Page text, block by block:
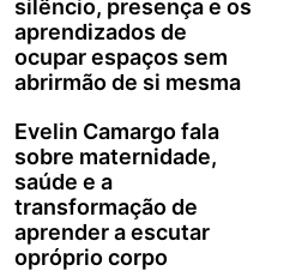
silêncio, presença e os
aprendizados de
ocupar espaços sem
abrirmão de si mesma
Evelin Camargo fala
sobre maternidade,
saúde e a
transformação de
aprender a escutar
opróprio corpo